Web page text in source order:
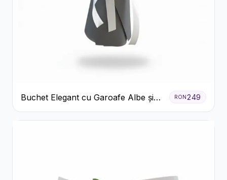
Buchet Elegant cu Garoafe Albe și
Eucalipt
RON 249